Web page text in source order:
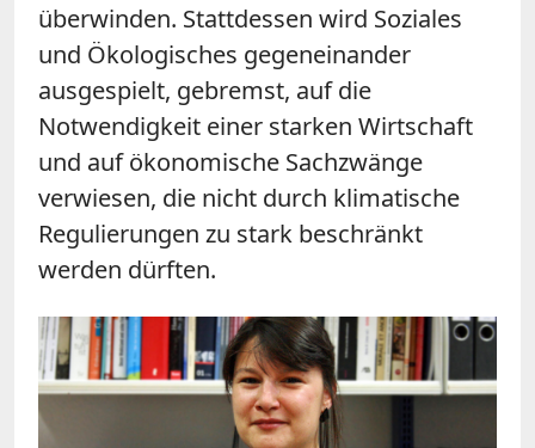
überwinden. Stattdessen wird Soziales
und Ökologisches gegeneinander
ausgespielt, gebremst, auf die
Notwendigkeit einer starken Wirtschaft
und auf ökonomische Sachzwänge
verwiesen, die nicht durch klimatische
Regulierungen zu stark beschränkt
werden dürften.